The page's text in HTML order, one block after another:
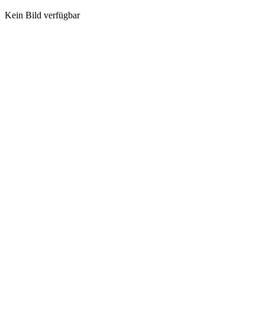
Kein Bild verfügbar